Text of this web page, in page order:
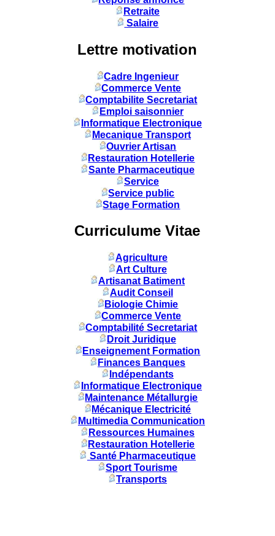
Retraite
Salaire
Lettre motivation
Cadre Ingenieur
Commerce Vente
Comptabilite Secretariat
Emploi saisonnier
Informatique Electronique
Mecanique Transport
Ouvrier Artisan
Restauration Hotellerie
Sante Pharmaceutique
Service
Service public
Stage Formation
Curriculume Vitae
Agriculture
Art Culture
Artisanat Batiment
Audit Conseil
Biologie Chimie
Commerce Vente
Comptabilité Secretariat
Droit Juridique
Enseignement Formation
Finances Banques
Indépendants
Informatique Electronique
Maintenance Métallurgie
Mécanique Electricité
Multimedia Communication
Ressources Humaines
Restauration Hotellerie
Santé Pharmaceutique
Sport Tourisme
Transports